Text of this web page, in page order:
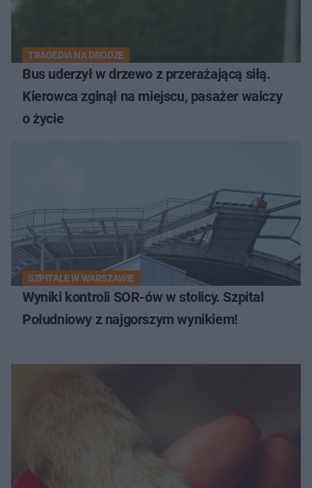
TRAGEDIA NA DRODZE
Bus uderzył w drzewo z przerażającą siłą.
Kierowca zginął na miejscu, pasażer walczy
o życie
SZPITALE W WARSZAWIE
Wyniki kontroli SOR-ów w stolicy. Szpital
Południowy z najgorszym wynikiem!